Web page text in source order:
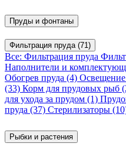
Пруды и фонтаны
Фильтрация пруда (71)
Все: Фильтрация пруда
Наполнители и
Обогрев пруда (4) Освещение
(33) Корм для прудовых рыб
для ухода за прудом (1)
пруда (37) Стерилизаторы
Рыбки и растения